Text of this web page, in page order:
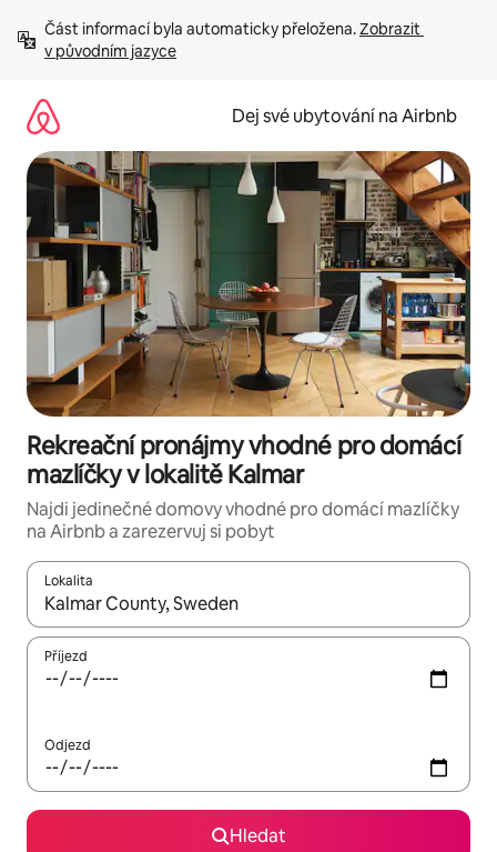
obsah
Část informací byla automaticky přeložena. Zobrazit
v původním jazyce
Dej své ubytování na Airbnb
Rekreační pronájmy vhodné pro domácí
mazlíčky v lokalitě Kalmar
Najdi jedinečné domovy vhodné pro domácí mazlíčky
na Airbnb a zarezervuj si pobyt
Lokalita
Až budou výsledky k dispozici, můžeš si je procházet pomocí
Příjezd
Odjezd
Hledat